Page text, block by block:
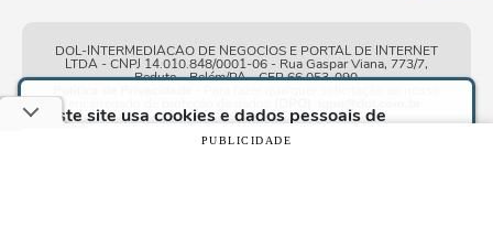
Este site usa cookies e dados pessoais de
acordo com os nossosTermos de Uso e Política
e, ao continuar navegando neste
DOL-INTERMEDIACAO DE NEGOCIOS E PORTAL DE INTERNET
LTDA - CNPJ 14.010.848/0001-06 - Rua Gaspar Viana, 773/7,
Reduto - Belém/PA - CEP 66.053-090
PUBLICIDADE